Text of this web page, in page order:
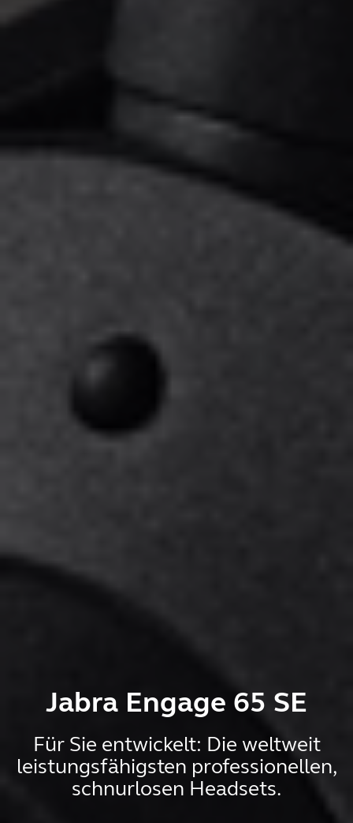
Jabra Engage 65 SE
Für Sie entwickelt: Die weltweit
leistungsfähigsten professionellen,
schnurlosen Headsets.